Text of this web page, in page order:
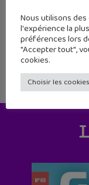
130 131
Nous utilisons
l'expérience la
préférences lors
"Accepter tout",
cookies.
Choisir les cookies